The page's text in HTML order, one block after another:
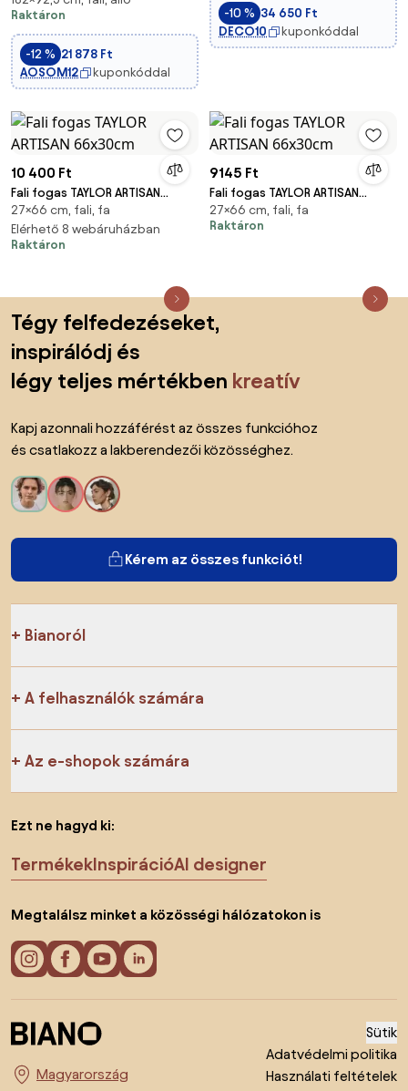
Akasztóval a Táskák és Ruhák
Felfüggesztéséhez, Ipari Stílus,
92.5x28.2x182 cm, Rustikus
Barna | Aosom
Raktáron
-12 % 21 878 Ft
AOSOM12
kuponkóddal
-10 % 34 650 Ft
DECO10
kuponkóddal
10 400 Ft
Fali fogas TAYLOR ARTISAN
66x30cm
27×66 cm, fali, fa
Elérhető 8 webáruházban
Raktáron
9145 Ft
Fali fogas TAYLOR ARTISAN
66x30cm
27×66 cm, fali, fa
Raktáron
Lábléc kihagyása, ugrás az oldal elejére
Tégy felfedezéseket,
inspirálódj és
légy teljes mértékben kreatív
Kapj azonnali hozzáférést az összes funkcióhoz
és csatlakozz a lakberendezői közösséghez.
Kérem az összes funkciót!
Bianoról
A felhasználók számára
Az e-shopok számára
Ezt ne hagyd ki:
TermékekInspirációAI designer
Megtalálsz minket a közösségi hálózatokon is
Ország megváltoztatása
Sütik
Adatvédelmi politika
Használati feltételek